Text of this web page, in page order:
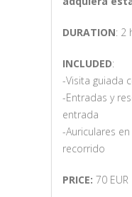
DURATION: 2
INCLUDED:
-Visita guiada
-Entradas y
entrada
-Auriculares
recorrido
PRICE: 70 EUR